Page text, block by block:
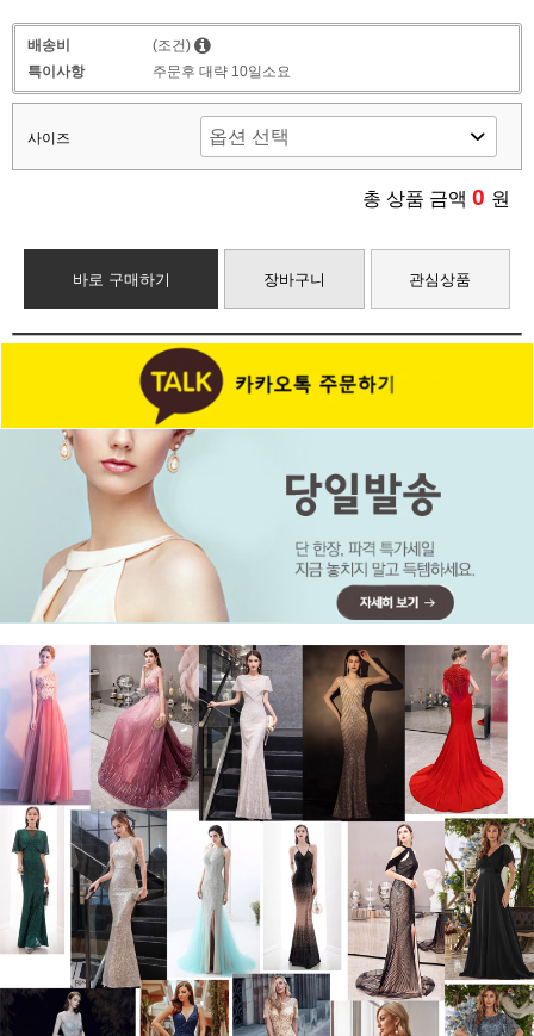
배송비
(조건)
특이사항
주문후 대략 10일소요
사이즈
총 상품 금액 0 원
바로 구매하기 장바구니 관심상품